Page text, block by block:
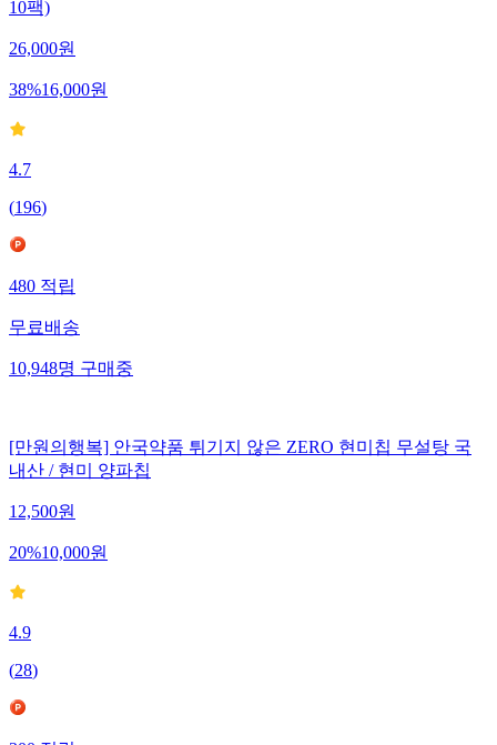
10팩)
26,000원
38%16,000원
4.7
(196)
480적립
무료배송
10,948명구매중
[만원의행복] 안국약품 튀기지 않은 ZERO 현미칩 무설탕 국
내산 / 현미 양파칩
12,500원
20%10,000원
4.9
(28)